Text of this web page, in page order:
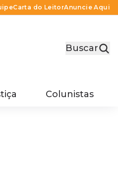
Carta do LeitorAnuncie Aqui
Buscar
Colunistas